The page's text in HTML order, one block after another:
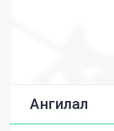
Ангилал